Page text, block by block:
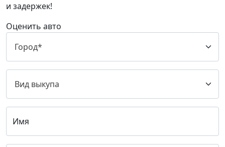
и задержек!
Оценить авто
Имя